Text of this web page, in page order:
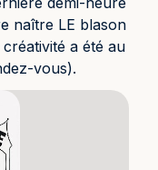
naître LE blason
a été au
vous).